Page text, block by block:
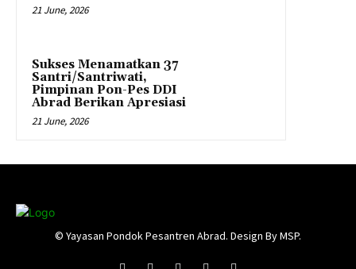
21 June, 2026
Sukses Menamatkan 37
Santri/Santriwati,
Pimpinan Pon-Pes DDI
Abrad Berikan Apresiasi
21 June, 2026
© Yayasan Pondok Pesantren Abrad. Design By MSP.